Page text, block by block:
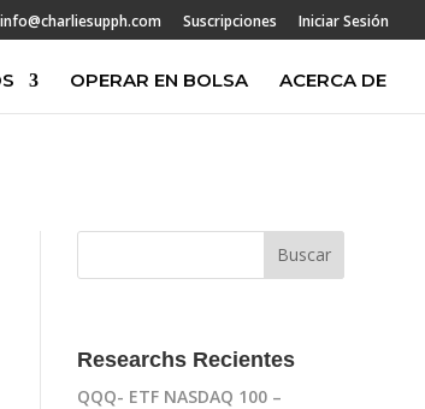
info@charliesupph.com Suscripciones Iniciar Sesión
OPERAR EN BOLSA ACERCA DE
Researchs Recientes
QQQ- ETF NASDAQ 100 –